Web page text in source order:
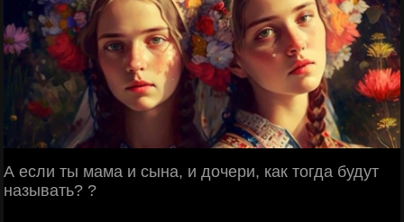
А если ты мама и сына, и дочери, как тогда будут
называть? ?